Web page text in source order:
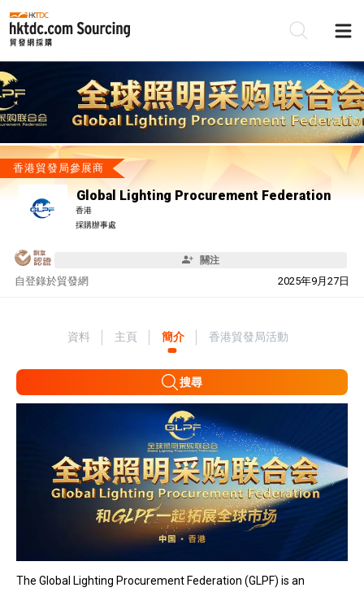
香港貿發局參展商
Global Lighting Procurement Federation
香港
採購辦事處
關注
自 2025年9月27日
登錄於貿發網
資料 主頁 簡介 香港貿發局活動
搜尋
The Global Lighting Procurement Federation (GLPF) is an